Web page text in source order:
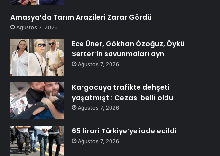
Amasya’da Tarım Arazileri Zarar Gördü
Ağustos 7, 2026
Ece Üner, Gökhan Özoğuz, Öykü
Serter’in savunmaları aynı
Ağustos 7, 2026
Kargocuya trafikte dehşeti
yaşatmıştı: Cezası belli oldu
Ağustos 7, 2026
65 firari Türkiye’ye iade edildi
Ağustos 7, 2026